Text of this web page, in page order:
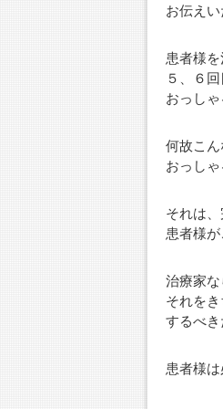
お伝えい
患者様
５、６
おっしゃ
何故こ
おっしゃ
それは
患者様
治療家な
それを
するべき
患者様